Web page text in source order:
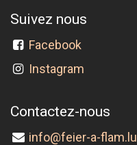
Suivez nous
Facebook
Instagram
Contactez-nous
info@feier-a-flam.lu